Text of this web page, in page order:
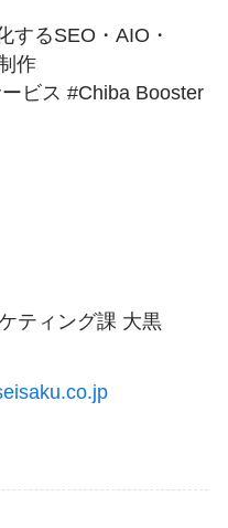
るSEO・AIO・
作
ビス #Chiba Booster
ティング課 大黒